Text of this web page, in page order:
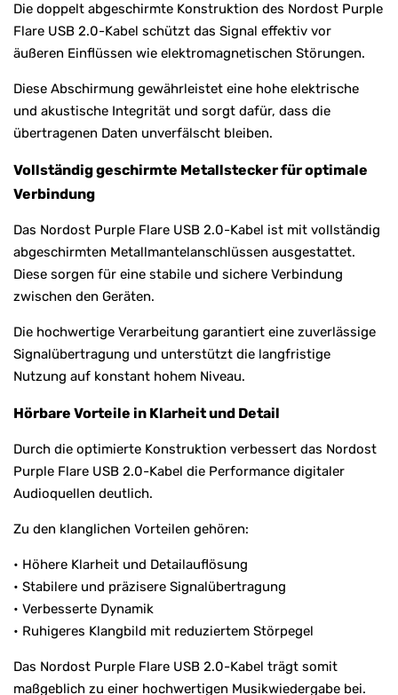
Die doppelt abgeschirmte Konstruktion des Nordost Purple
Flare USB 2.0-Kabel schützt das Signal effektiv vor
äußeren Einflüssen wie elektromagnetischen Störungen.
Diese Abschirmung gewährleistet eine hohe elektrische
und akustische Integrität und sorgt dafür, dass die
übertragenen Daten unverfälscht bleiben.
Vollständig geschirmte Metallstecker für optimale
Verbindung
Das Nordost Purple Flare USB 2.0-Kabel ist mit vollständig
abgeschirmten Metallmantelanschlüssen ausgestattet.
Diese sorgen für eine stabile und sichere Verbindung
zwischen den Geräten.
Die hochwertige Verarbeitung garantiert eine zuverlässige
Signalübertragung und unterstützt die langfristige
Nutzung auf konstant hohem Niveau.
Hörbare Vorteile in Klarheit und Detail
Durch die optimierte Konstruktion verbessert das Nordost
Purple Flare USB 2.0-Kabel die Performance digitaler
Audioquellen deutlich.
Zu den klanglichen Vorteilen gehören:
• Höhere Klarheit und Detailauflösung
• Stabilere und präzisere Signalübertragung
• Verbesserte Dynamik
• Ruhigeres Klangbild mit reduziertem Störpegel
Das Nordost Purple Flare USB 2.0-Kabel trägt somit
maßgeblich zu einer hochwertigen Musikwiedergabe bei.